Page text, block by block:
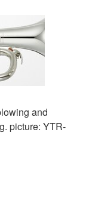
and
picture: YTR-